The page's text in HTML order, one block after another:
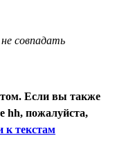
совпадать
Если вы также
hh, пожалуйста,
к текстам